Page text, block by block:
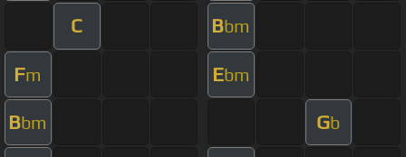
C Bbm
Fm Ebm
Bbm Gb